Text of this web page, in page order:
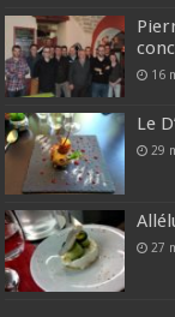
16
Le
29
27